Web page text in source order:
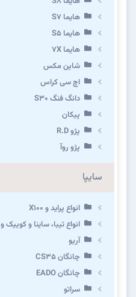
هایما S7
هایما S5
هایما 7X
شاین مکس
اچ سی کراس
دانگ فنگ S30
پیکان
پژو R.D
پژو روآ
سایپا
انواع پراید و X100
انواع تیبا، ساینا و کوییک و X200
آریو
چانگان CS35
چانگان EADO
سراتو